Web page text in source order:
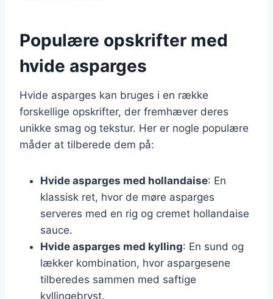
Populære opskrifter med
hvide asparges
Hvide asparges kan bruges i en række
forskellige opskrifter, der fremhæver deres
unikke smag og tekstur. Her er nogle populære
måder at tilberede dem på:
Hvide asparges med hollandaise: En
klassisk ret, hvor de møre asparges
serveres med en rig og cremet hollandaise
sauce.
Hvide asparges med kylling: En sund og
lækker kombination, hvor aspargesene
tilberedes sammen med saftige
kyllingebryst.